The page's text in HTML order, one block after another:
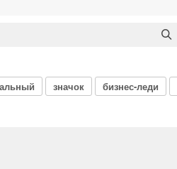
значок бизнес-леди